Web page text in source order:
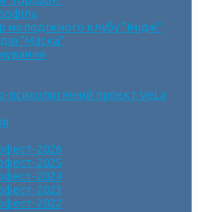
молодіжного клубу “Імідж”
“Маска”
психологічний проєкт VeLa
2026
2025
2024
2023
2022